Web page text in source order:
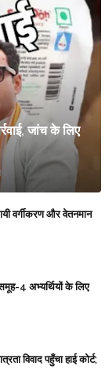
जांच के लिए
वर्गीकरण और वेतनमान
4 अभ्यर्थियों के लिए
विवाद पहुँचा हाई कोर्ट;